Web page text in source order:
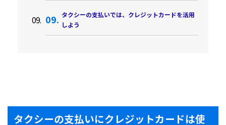
タクシーの支払いでは、クレジットカードを活用
しよう
タクシーの支払いにクレジットカードは使